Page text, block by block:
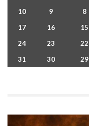
8
9
10
15
16
17
22
23
24
29
30
31